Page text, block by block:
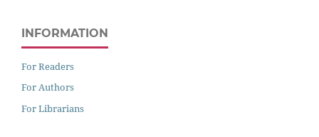
INFORMATION
For Readers
For Authors
For Librarians